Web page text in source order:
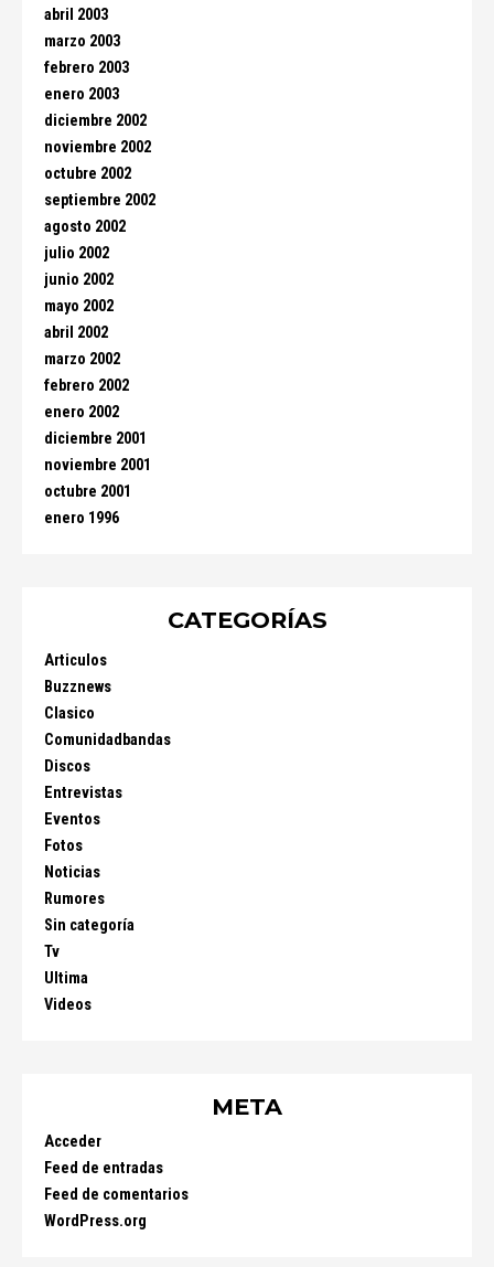
abril 2003
marzo 2003
febrero 2003
enero 2003
diciembre 2002
noviembre 2002
octubre 2002
septiembre 2002
agosto 2002
julio 2002
junio 2002
mayo 2002
abril 2002
marzo 2002
febrero 2002
enero 2002
diciembre 2001
noviembre 2001
octubre 2001
enero 1996
CATEGORÍAS
Articulos
Buzznews
Clasico
Comunidadbandas
Discos
Entrevistas
Eventos
Fotos
Noticias
Rumores
Sin categoría
Tv
Ultima
Videos
META
Acceder
Feed de entradas
Feed de comentarios
WordPress.org